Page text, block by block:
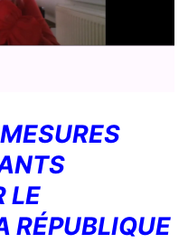
LE
RÉPUBLIQUE